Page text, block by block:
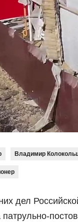
Владимир
дел
патрульно-